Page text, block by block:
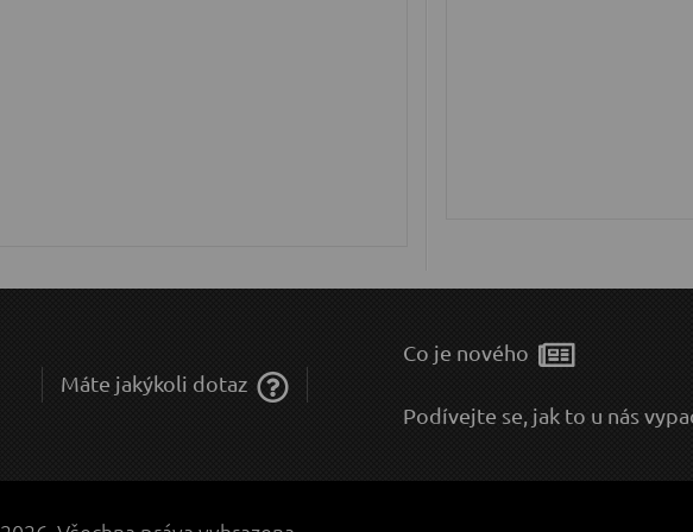
Máte jakýkoli dotaz
Co je nového
Podívejte se, jak to u nás